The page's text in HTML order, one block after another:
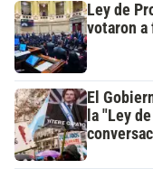
Ley de
votaron a
El
la "Ley